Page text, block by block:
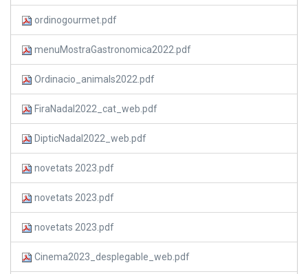
ordinogourmet.pdf
menuMostraGastronomica2022.pdf
Ordinacio_animals2022.pdf
FiraNadal2022_cat_web.pdf
DipticNadal2022_web.pdf
novetats 2023.pdf
novetats 2023.pdf
novetats 2023.pdf
Cinema2023_desplegable_web.pdf